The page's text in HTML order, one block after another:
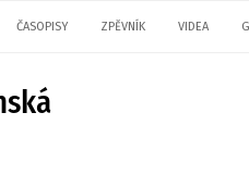
ČASOPISY ZPĚVNÍK VIDEA